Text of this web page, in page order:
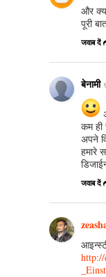
और
पूरी
जवाब दें
बेनामी
कम
अपने
हमारे
जवाब दें